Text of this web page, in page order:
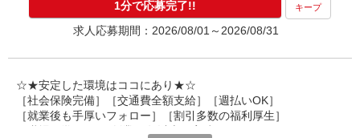
★週払いOK（規定あり）
1分で応募完了!! キープ
求人応募期間：2026/08/01～2026/08/31
☆★安定した環境はココにあり★☆
［社会保険完備］［交通費全額支給］［週払いOK］
［就業後も手厚いフォロー］［割引多数の福利厚生］